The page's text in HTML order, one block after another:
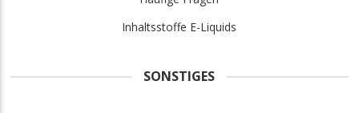
Inhaltsstoffe E-Liquids
SONSTIGES